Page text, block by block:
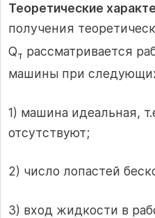
Теоретические
получения
Qт рассматривается
машины при
1) машина идеальная,
отсутствуют;
2) число лопастей
3) вход жидкости в